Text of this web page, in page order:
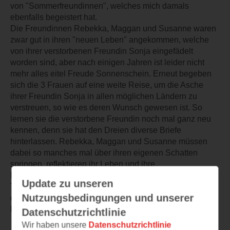
von "Sommerfreundinnen", welches mich damals
ebenfalls begeistert hat.
Die Freundinnen Rebekka, Maggan und Susanne waren
zwar gut in ihren "neuen Leben" angekommen, welche
von ihrer verstorbenen Freundin Sonja eingefädelt
worden sind, aber nach einigen Jahren ist leider nicht
mehr alles eitel Freude Sonnenschein. Erneut begeben
sich die 3 Frauen auf eine weite Reise, um die Asche
ihrer Freundin Sonja in allen möglichen Ländern zu
verstreuen, so wie es deren Wunsch gewesen ist. So
lernen sie die verstorbene Freundin noch mal ganz neu
kennen, denn sie hat den Dreien diverse Briefe
hinterlassen. Rebekka, Maggan und Susanne müssen
dabei so manches mal über ihren eigenen Schatten
springen, reflektieren ihr Leben und ihre
Trauer um Sonja, dass es sich immer wieder lohnt, um
die Liebe und um die eigene Unabhängigkeit zu
kämpfen.
Update zu unseren
Nutzungsbedingungen und unserer
Datenschutzrichtlinie
Wir haben unsere Datenschutzrichtlinie